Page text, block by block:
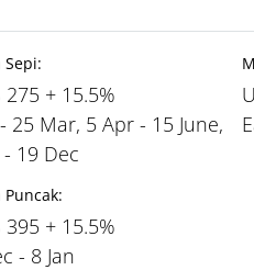
275 + 15.5%
25 Mar, 5 Apr - 15 June,
19 Dec
395 + 15.5%
- 8 Jan